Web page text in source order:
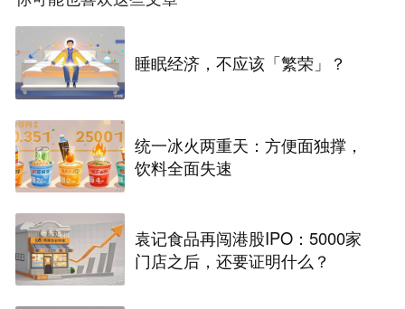
睡眠经济，不应该「繁荣」？
统一冰火两重天：方便面独撑，
饮料全面失速
袁记食品再闯港股IPO：5000家
门店之后，还要证明什么？